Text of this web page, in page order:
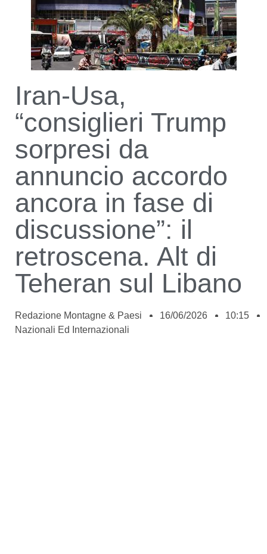
Iran-Usa,
“consiglieri Trump
sorpresi da
annuncio accordo
ancora in fase di
discussione”: il
retroscena. Alt di
Teheran sul Libano
Redazione Montagne & Paesi 16/06/2026
10:15
Nazionali Ed Internazionali